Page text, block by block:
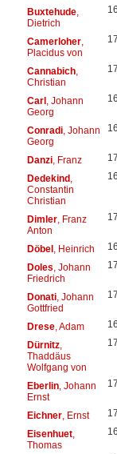
Buxtehude,
Dietrich
Camerloher,
Placidus von
Cannabich,
Christian
Carl, Johann
Georg
Conradi, Johann
Georg
Danzi, Franz
Dedekind,
Constantin
Christian
Dimler, Franz
Anton
Döbel, Heinrich
Doles , Johann
Friedrich
Donati, Johann
Gottfried
Drese, Adam
Dürnitz,
Thaddäus
Wolfgang von
Eberlin, Johann
Ernst
Eichner, Ernst
Eisenhuet,
Thomas